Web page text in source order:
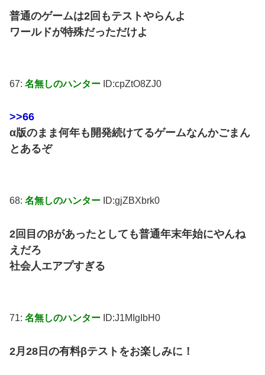
普通のゲームは2回もテストやらんよ
ワールドが特殊だっただけよ
67: 名無しのハンター ID:cpZtO8ZJ0
>>66
α版のまま何年も開発続けてるゲームなんかごまん
とあるぞ
68: 名無しのハンター ID:gjZBXbrk0
2回目のβがあったとしても普通年末年始にやんね
えだろ
社会人エアプすぎる
71: 名無しのハンター ID:J1MIgIbH0
2月28日の有料βテストをお楽しみに！